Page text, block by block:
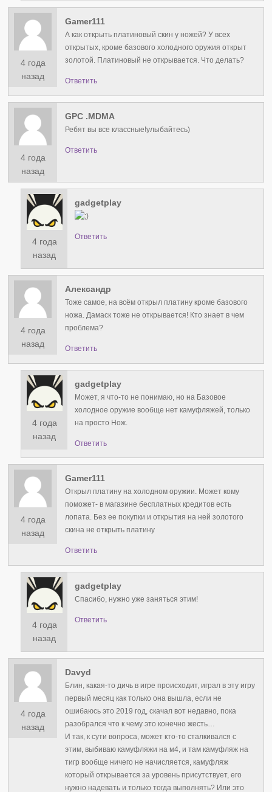
4 года
назад
Gamer111
А как открыть платиновый скин у ножей? У всех
открытых, кроме базового холодного оружия открыт
золотой. Платиновый не открывается. Что делать?
Ответить
4 года
назад
GPC .MDMA
Ребят вы все классные!улыбайтесь)
Ответить
4 года
назад
gadgetplay
Ответить
4 года
назад
Александр
Тоже самое, на всём открыл платину кроме базового
ножа. Дамаск тоже не открывается! Кто знает в чем
проблема?
Ответить
4 года
назад
gadgetplay
Может, я что-то не понимаю, но на Базовое
холодное оружие вообще нет камуфляжей, только
на просто Нож.
Ответить
4 года
назад
Gamer111
Открыл платину на холодном оружии. Может кому
поможет- в магазине бесплатных кредитов есть
лопата. Без ее покупки и открытия на ней золотого
скина не открыть платину
Ответить
4 года
назад
gadgetplay
Спасибо, нужно уже заняться этим!
Ответить
4 года
назад
Davyd
Блин, какая-то дичь в игре происходит, играл в эту игру
первый месяц как только она вышла, если не
ошибаюсь это 2019 год, скачал вот недавно, пока
разобрался что к чему это конечно жесть…
И так, к сути вопроса, может кто-то сталкивался с
этим, выбиваю камуфляжи на м4, и там камуфляж на
тигр вообще ничего не начисляется, камуфляж
который открывается за уровень присутствует, его
нужно надевать и только тогда выполнять? Или это